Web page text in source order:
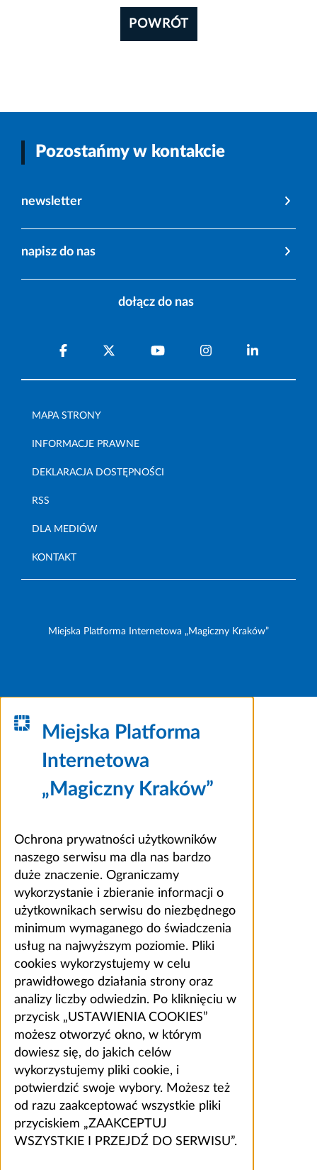
POWRÓT
Pozostańmy w kontakcie
newsletter
napisz do nas
dołącz do nas
MAPA STRONY
INFORMACJE PRAWNE
DEKLARACJA DOSTĘPNOŚCI
RSS
DLA MEDIÓW
KONTAKT
Miejska Platforma Internetowa „Magiczny Kraków”
Miejska Platforma
Internetowa
„Magiczny Kraków”
Ochrona prywatności użytkowników
naszego serwisu ma dla nas bardzo
duże znaczenie. Ograniczamy
wykorzystanie i zbieranie informacji o
użytkownikach serwisu do niezbędnego
minimum wymaganego do świadczenia
usług na najwyższym poziomie. Pliki
cookies wykorzystujemy w celu
prawidłowego działania strony oraz
analizy liczby odwiedzin. Po kliknięciu w
przycisk „USTAWIENIA COOKIES”
możesz otworzyć okno, w którym
dowiesz się, do jakich celów
wykorzystujemy pliki cookie, i
potwierdzić swoje wybory. Możesz też
od razu zaakceptować wszystkie pliki
przyciskiem „ZAAKCEPTUJ
WSZYSTKIE I PRZEJDŹ DO SERWISU”.